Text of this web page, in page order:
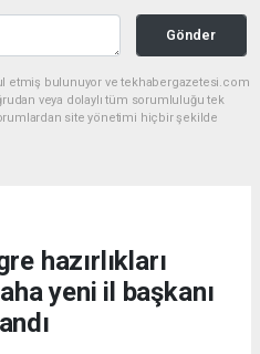
Gönder
etmiş bulunuyor ve tekhabergazetesi.com
veya dolaylı tüm sorumluluğu tek
site yönetimi hiçbir şekilde
hazırlıkları
yeni il başkanı